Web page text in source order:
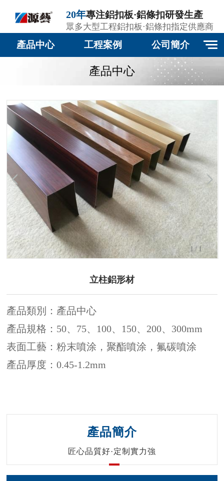
20年專注鋁扣板·鋁條扣研發生產
眾多大型工程鋁扣板·鋁條扣指定供應商
產品中心 工程案例 公司簡介
產品中心
1/1
立柱鋁形材
產品類別：產品中心
產品規格：50、75、100、150、200、300mm
表面工藝：粉末噴涂，聚酯噴涂，氟碳噴涂
產品厚度：0.45-1.2mm
產品簡介
匠心品質好·定制實力強